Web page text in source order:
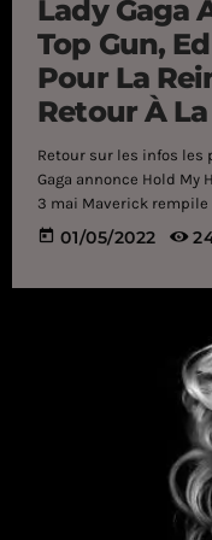
Lady Gaga
Top Gun,
Pour La
Retour À
Retour sur les infos les
Gaga annonce Hold My
3 mai Maverick rempile
sortira en salle. Et,
envergure, il fallait une
today 01/05/2022